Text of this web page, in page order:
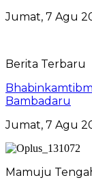
Jumat, 7 Agu
Berita Terbaru
Bambadaru
Jumat, 7 Agu
Mamuju